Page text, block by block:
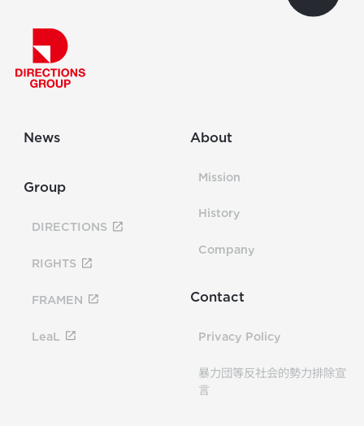
News
Group
DIRECTIONS
RIGHTS
FRAMEN
LeaL
About
Mission
History
Company
Contact
Privacy Policy
暴力団等反社会的勢力排除宣
言